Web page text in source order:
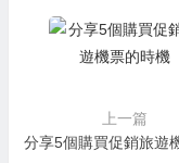
上一篇